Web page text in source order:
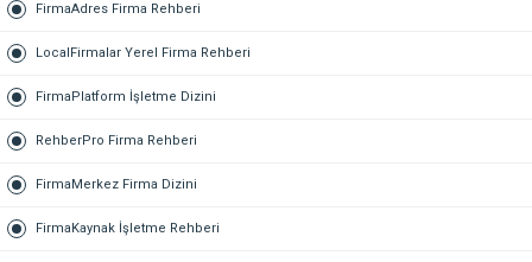
FirmaAdres Firma Rehberi
LocalFirmalar Yerel Firma Rehberi
FirmaPlatform İşletme Dizini
RehberPro Firma Rehberi
FirmaMerkez Firma Dizini
FirmaKaynak İşletme Rehberi